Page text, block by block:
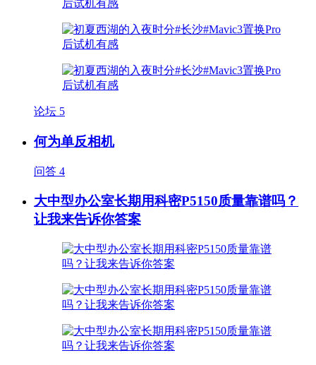
论坛 5
何为单反相机
问答 4
大中型办公室长期用科密P5150质量靠谱吗？
让我来告诉你答案